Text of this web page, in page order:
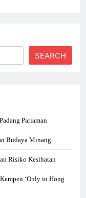
SEARCH
Pariaman
Budaya Minang
Risiko Kesihatan
‘Only in Hong